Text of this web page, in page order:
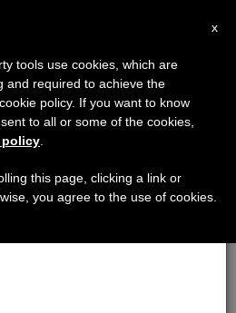
×
agosto haremos la pausa
en el periodo de verano
y también el
x
tools use cookies, which are
and required to achieve the
policy. If you want to know
to all or some of the cookies,
this page, clicking a link or
you agree to the use of cookies.